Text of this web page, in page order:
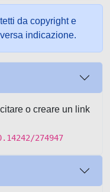
da copyright e
indicazione.
o creare un link
274947